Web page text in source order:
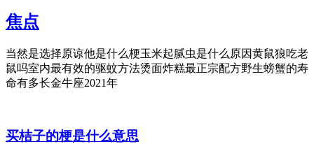
焦点
当然是选择原谅他是什么梗玉米起腻虫是什么原因黄鼠狼吃老
鼠吗室内最有效的驱蚊方法烫面炸糕最正宗配方野生螃蟹的寿
命有多长金牛座2021年
买桔子的梗是什么意思